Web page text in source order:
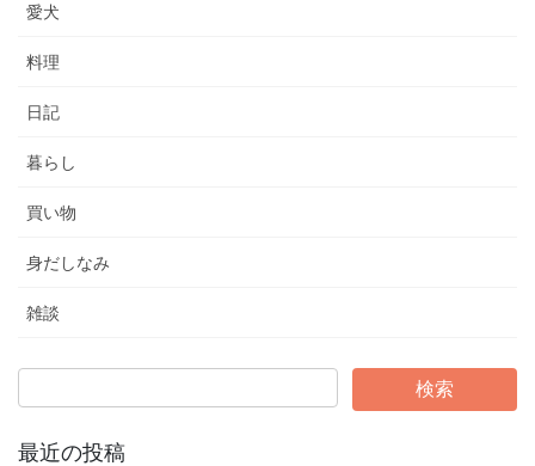
愛犬
料理
日記
暮らし
買い物
身だしなみ
雑談
最近の投稿